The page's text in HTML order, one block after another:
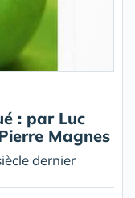
: par Luc
Magnes
dernier